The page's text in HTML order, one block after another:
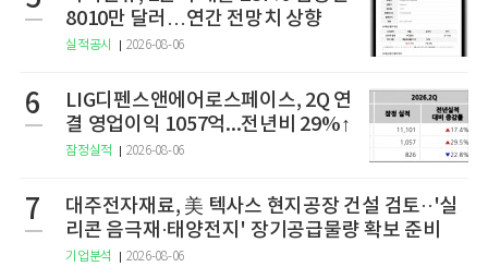
8010만 달러…연간 전망치 상향
실적공시 2026-08-06
6
LIG디펜스앤에어로스페이스, 2Q 연
결 영업이익 1057억...전년비 29%↑
잠정실적 2026-08-06
7
대주전자재료, 美 텍사스 현지공장 건설 검토··'실
리콘 음극재·태양전지' 장기공급물량 확보 준비
기업분석 2026-08-06